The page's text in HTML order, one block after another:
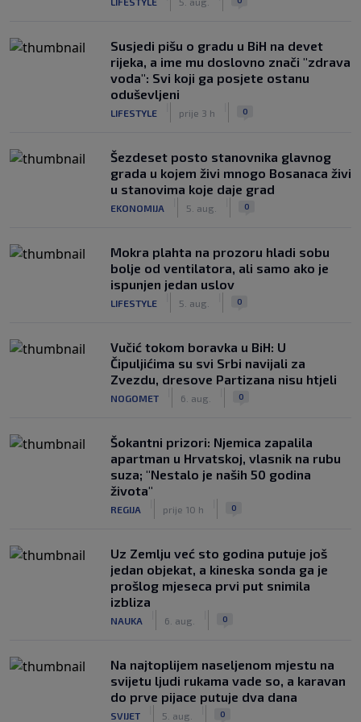
Susjedi pišu o gradu u BiH na devet
rijeka, a ime mu doslovno znači "zdrava
voda": Svi koji ga posjete ostanu
oduševljeni
LIFESTYLE prije 3 h 0
Šezdeset posto stanovnika glavnog
grada u kojem živi mnogo Bosanaca živi
u stanovima koje daje grad
EKONOMIJA 5. aug. 0
Mokra plahta na prozoru hladi sobu
bolje od ventilatora, ali samo ako je
ispunjen jedan uslov
LIFESTYLE 5. aug. 0
Vučić tokom boravka u BiH: U
Čipuljićima su svi Srbi navijali za
Zvezdu, dresove Partizana nisu htjeli
NOGOMET 6. aug. 0
Šokantni prizori: Njemica zapalila
apartman u Hrvatskoj, vlasnik na rubu
suza; "Nestalo je naših 50 godina
života"
REGIJA prije 10 h 0
Uz Zemlju već sto godina putuje još
jedan objekat, a kineska sonda ga je
prošlog mjeseca prvi put snimila
izbliza
NAUKA 6. aug. 0
Na najtoplijem naseljenom mjestu na
svijetu ljudi rukama vade so, a karavan
do prve pijace putuje dva dana
SVIJET 5. aug. 0